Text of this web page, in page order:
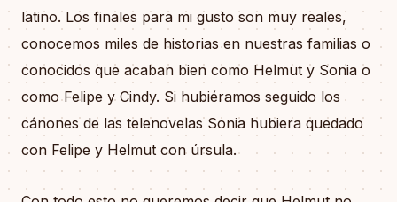
latino. Los finales para mi gusto son muy reales,
conocemos miles de historias en nuestras familias o
conocidos que acaban bien como Helmut y Sonia o
como Felipe y Cindy. Si hubiéramos seguido los
cánones de las telenovelas Sonia hubiera quedado
con Felipe y Helmut con úrsula.